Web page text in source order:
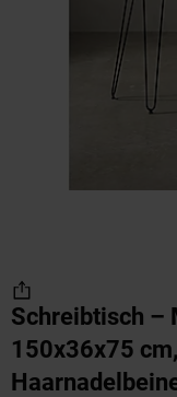
Schreibtisch –
150x36x75